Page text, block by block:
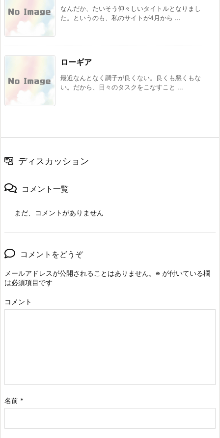
なんだか、たいそう仰々しいタイトルとなりまし
た。というのも、私のサイトが4月から ...
ローギア
最近なんとなく調子が良くない。良くも悪くもな
い。だから、日々のタスクをこなすこと ...
ディスカッション
コメント一覧
まだ、コメントがありません
コメントをどうぞ
メールアドレスが公開されることはありません。 ※ が付いている欄
は必須項目です
コメント
名前 *